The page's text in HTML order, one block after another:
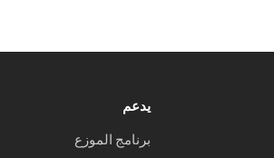
يدعم
برنامج الموزع